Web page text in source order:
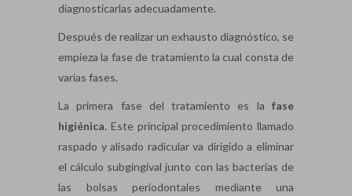
diagnosticarlas adecuadamente.
Después de realizar un exhausto diagnóstico, se
empieza la fase de tratamiento la cual consta de
varias fases.
La primera fase del tratamiento es la fase
higiénica. Este principal procedimiento llamado
raspado y alisado radicular va dirigido a eliminar
el cálculo subgingival junto con las bacterias de
las bolsas periodontales mediante una